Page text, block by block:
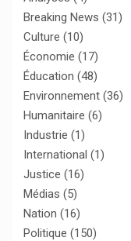
Breaking News (31)
Culture (10)
Économie (17)
Éducation (48)
Environnement (36)
Humanitaire (6)
Industrie (1)
International (1)
Justice (16)
Médias (5)
Nation (16)
Politique (150)